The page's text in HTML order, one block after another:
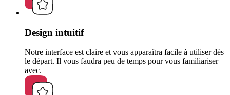
Design intuitif
Notre interface est claire et vous apparaîtra facile à utiliser dès
le départ. Il vous faudra peu de temps pour vous familiariser
avec.